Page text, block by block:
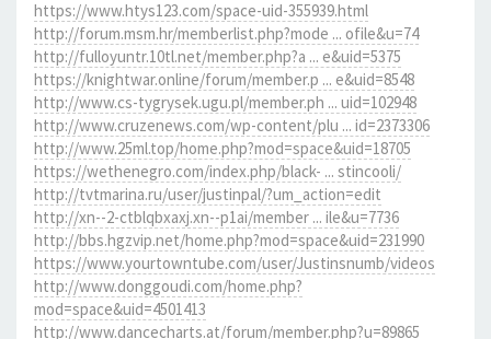
https://www.htys123.com/space-uid-355939.html
http://forum.msm.hr/memberlist.php?mode ... ofile&u=74
http://fulloyuntr.10tl.net/member.php?a ... e&uid=5375
https://knightwar.online/forum/member.p ... e&uid=8548
http://www.cs-tygrysek.ugu.pl/member.ph ... uid=102948
http://www.cruzenews.com/wp-content/plu ... id=2373306
http://www.25ml.top/home.php?mod=space&uid=18705
https://wethenegro.com/index.php/black- ... stincooli/
http://tvtmarina.ru/user/justinpal/?um_action=edit
http://xn--2-ctblqbxaxj.xn--p1ai/member ... ile&u=7736
http://bbs.hgzvip.net/home.php?mod=space&uid=231990
https://www.yourtowntube.com/user/Justinsnumb/videos
http://www.donggoudi.com/home.php?
mod=space&uid=4501413
http://www.dancecharts.at/forum/member.php?u=89865